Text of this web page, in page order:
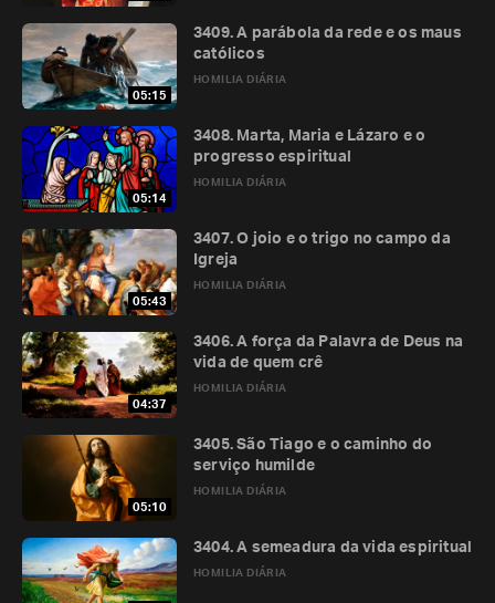
05:15
HOMILIA DIÁRIA
3409. A parábola da rede e os maus
católicos
05:14
HOMILIA DIÁRIA
3408. Marta, Maria e Lázaro e o
progresso espiritual
05:43
HOMILIA DIÁRIA
3407. O joio e o trigo no campo da
Igreja
04:37
HOMILIA DIÁRIA
3406. A força da Palavra de Deus na
vida de quem crê
05:10
HOMILIA DIÁRIA
3405. São Tiago e o caminho do
serviço humilde
HOMILIA DIÁRIA
3404. A semeadura da vida espiritual